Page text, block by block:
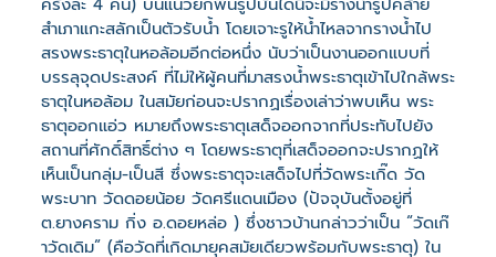
สำเภาแกะสลักเป็นตัวรับน้ำ โดยเจาะรูให้น้ำไหลจากรางน้ำไป
สรงพระธาตุในหอล้อมอีกต่อหนึ่ง นับว่าเป็นงานออกแบบที่
บรรลุจุดประสงค์ ที่ไม่ให้ผู้คนที่มาสรงน้ำพระธาตุเข้าไปใกล้พระ
ธาตุในหอล้อม ในสมัยก่อนจะปรากฏเรื่องเล่าว่าพบเห็น พระ
ธาตุออกแอ่ว หมายถึงพระธาตุเสด็จออกจากที่ประทับไปยัง
สถานที่ศักดิ์สิทธิ์ต่าง ๆ โดยพระธาตุที่เสด็จออกจะปรากฏให้
เห็นเป็นกลุ่ม-เป็นสี ซึ่งพระธาตุจะเสด็จไปที่วัดพระเกิ๊ด วัด
พระบาท วัดดอยน้อย วัดศรีแดนเมือง (ปัจจุบันตั้งอยู่ที่
ต.ยางคราม กิ่ง อ.ดอยหล่อ ) ซึ่งชาวบ้านกล่าวว่าเป็น “วัดเก๊
าวัดเดิม” (คือวัดที่เกิดมายุคสมัยเดียวพร้อมกับพระธาตุ) ใน